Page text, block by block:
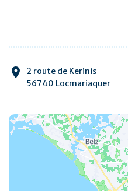
2 route de Kerinis
56740 Locmariaquer